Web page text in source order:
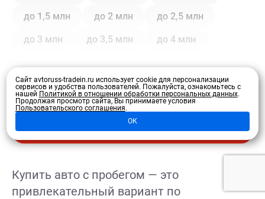
до 1,5 млн до 2 млн до 2,5 млн
до 3 млн до 3,5 млн до 4 млн
Кузов
Купе Внедорожник Внедорожник 5 дв.
Седан Хэтчбек 3 дв. Хэтчбек 5 дв.
Универсал Универсал 5 дв.
Развернуть
Купить авто с пробегом — это
привлекательный вариант по
Сайт avtoruss-tradein.ru использует cookie для персонализации
сервисов и удобства пользователей. Пожалуйста, ознакомьтесь с
нашей Политикой в отношении обработки персональных данных.
Продолжая просмотр сайта, Вы принимаете условия
Пользовательского соглашения.
ОК